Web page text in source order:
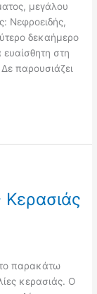
μεγάλου
Νεφροειδής,
δεκαήμερο
ευαίσθητη στη
παρουσιάζει
Κερασιάς
παρακάτω
κερασιάς. Ο